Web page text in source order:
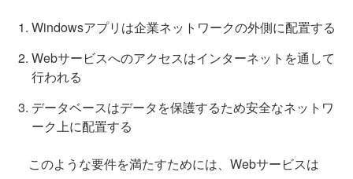
Windowsアプリは企業ネットワークの外側に配置する
Webサービスへのアクセスはインターネットを通して
行われる
データベースはデータを保護するため安全なネットワ
ーク上に配置する
このような要件を満たすためには、Webサービスは